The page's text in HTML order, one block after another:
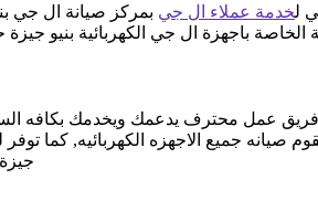
لخدمة عملاء ال جي بمركز صيانة ال جي
الخاصة باجهزة ال جي الكهربائية بنيو
عمل محترف يدعمك ويخدمك بكافه